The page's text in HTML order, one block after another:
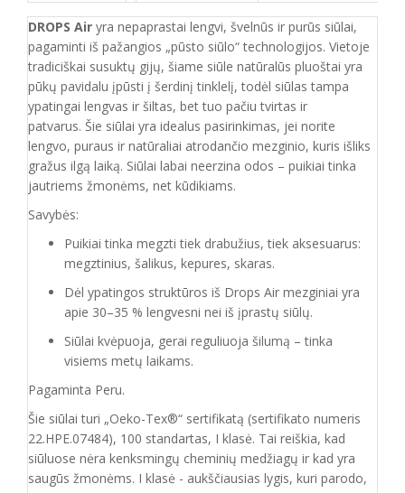
DROPS Air yra nepaprastai lengvi, švelnūs ir purūs siūlai,
pagaminti iš pažangios „pūsto siūlo“ technologijos. Vietoje
tradiciškai susuktų gijų, šiame siūle natūralūs pluoštai yra
pūkų pavidalu įpūsti į šerdinį tinklelį, todėl siūlas tampa
ypatingai lengvas ir šiltas, bet tuo pačiu tvirtas ir
patvarus. Šie siūlai yra idealus pasirinkimas, jei norite
lengvo, puraus ir natūraliai atrodančio mezginio, kuris išliks
gražus ilgą laiką. Siūlai labai neerzina odos – puikiai tinka
jautriems žmonėms, net kūdikiams.
Savybės:
Puikiai tinka megzti tiek drabužius, tiek aksesuarus:
megztinius, šalikus, kepures, skaras.
Dėl ypatingos struktūros iš Drops Air mezginiai yra
apie 30–35 % lengvesni nei iš įprastų siūlų.
Siūlai kvėpuoja, gerai reguliuoja šilumą – tinka
visiems metų laikams.
Pagaminta Peru.
Šie siūlai turi „Oeko-Tex®“ sertifikatą (sertifikato numeris
22.HPE.07484), 100 standartas, I klasė. Tai reiškia, kad
siūluose nėra kenksmingų cheminių medžiagų ir kad yra
saugūs žmonėms. I klasė - aukščiausias lygis, kuri parodo,